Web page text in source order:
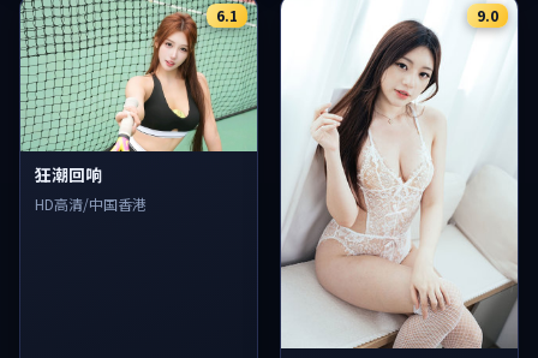
6.1
狂潮回响
HD高清/中国香港
9.0